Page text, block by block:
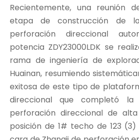
Recientemente, una reunión
etapa de construcción de
perforación direccional
potencia ZDY23000LDK se
rama de ingeniería de
Huainan, resumiendo
exitosa de este tipo de
direccional que completó la
perforación direccional de
posición de 1# techo de 123